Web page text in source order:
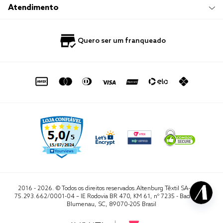
Trabalhe Conosco
Compre e Retire em Loja
Política de Privacidade
Hotelaria
Atendimento
0800 729 1588
sac@altenburg.com.br
Quero ser um franqueado
2016 - 2026. © Todos os direitos reservados.Altenburg Têxtil SA- CNPJ
75.293.662/0001-04 – IE Rodovia BR 470, KM 61, nº 7235 - Badenfurt,
Blumenau, SC, 89070-205 Brasil